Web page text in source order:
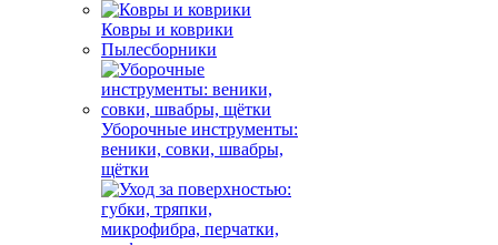
Ковры и коврики
Пылесборники
Уборочные инструменты:
веники, совки, швабры,
щётки